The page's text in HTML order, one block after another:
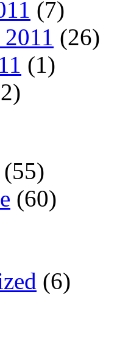
(7)
(26)
(1)
(55)
(60)
(6)